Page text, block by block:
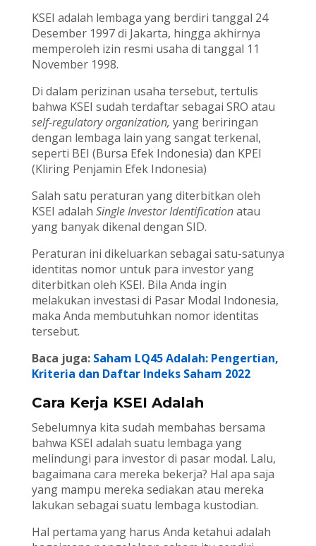
KSEI adalah lembaga yang berdiri tanggal 24
Desember 1997 di Jakarta, hingga akhirnya
memperoleh izin resmi usaha di tanggal 11
November 1998.
Di dalam perizinan usaha tersebut, tertulis
bahwa KSEI sudah terdaftar sebagai SRO atau
self-regulatory organization, yang beriringan
dengan lembaga lain yang sangat terkenal,
seperti BEI (Bursa Efek Indonesia) dan KPEI
(Kliring Penjamin Efek Indonesia)
Salah satu peraturan yang diterbitkan oleh
KSEI adalah Single Investor Identificationatau
yang banyak dikenal dengan SID.
Peraturan ini dikeluarkan sebagai satu-satunya
identitas nomor untuk para investor yang
diterbitkan oleh KSEI. Bila Anda ingin
melakukan investasi di Pasar Modal Indonesia,
maka Anda membutuhkan nomor identitas
tersebut.
Baca juga: Saham LQ45 Adalah: Pengertian,
Kriteria dan Daftar Indeks Saham 2022
Cara Kerja KSEI Adalah
Sebelumnya kita sudah membahas bersama
bahwa KSEI adalah suatu lembaga yang
melindungi para investor di pasar modal. Lalu,
bagaimana cara mereka bekerja? Hal apa saja
yang mampu mereka sediakan atau mereka
lakukan sebagai suatu lembaga kustodian.
Hal pertama yang harus Anda ketahui adalah